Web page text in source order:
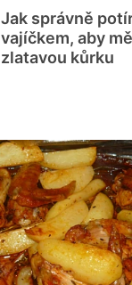
Jak správně
vajíčkem, aby
zlatavou kůrku